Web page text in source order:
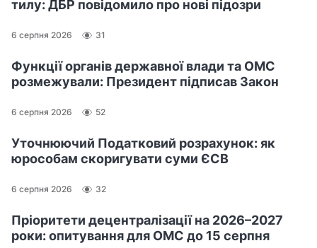
тилу: ДБР повідомило про нові підозри
6 серпня 2026 31
Функції органів державної влади та ОМС
розмежували: Президент підписав Закон
6 серпня 2026 52
Уточнюючий Податковий розрахунок: як
юрособам скоригувати суми ЄСВ
6 серпня 2026 32
Пріоритети децентралізації на 2026–2027
роки: опитування для ОМС до 15 серпня